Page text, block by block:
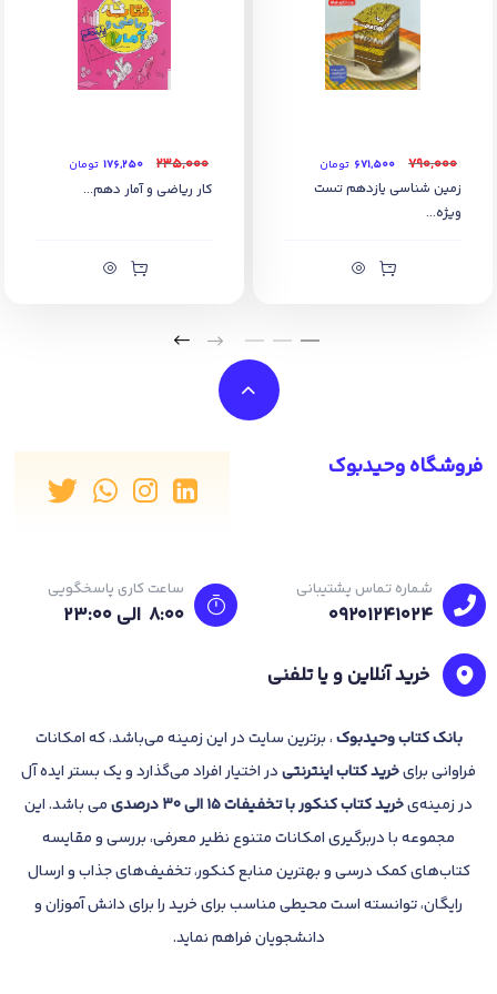
۷۹۰,۰۰۰ ۶۷۱,۵۰۰ تومان
زمین شناسی یازدهم تست
ویژه...
۲۳۵,۰۰۰ ۱۷۶,۲۵۰ تومان
کار ریاضی و آمار دهم...
فروشگاه وحیدبوک
شماره تماس پشتیبانی
09201241024
ساعت کاری پاسخگویی
8:00 الی 23:۰۰
خرید آنلاین و یا تلفنی
بانککتاب وحیدبوک، برترین سایت در این زمینه می‌باشد، که امکانات
فراوانی برایخرید کتاباینترنتیدر اختیار افراد می‌گذارد و یک بستر ایده آل
در زمینه‌یخرید کتاب کنکور با تخفیفات 15 الی 30 درصدی
می باشد. این
مجموعه با دربرگیری امکانات متنوع نظیر معرفی، بررسی و مقایسه
کتاب‌های کمک درسی و بهترین منابع کنکور، تخفیف‌های جذاب و ارسال
رایگان، توانسته است محیطی مناسب برای خرید را برای دانش آموزان و
دانشجویان فراهم نماید.